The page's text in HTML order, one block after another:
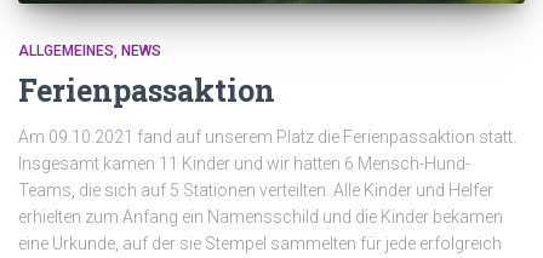
ALLGEMEINES NEWS
Ferienpassaktion
Am 09.10.2021 fand auf unserem Platz die Ferienpassaktion statt.
Insgesamt kamen 11 Kinder und wir hatten 6 Mensch-Hund-
Teams, die sich auf 5 Stationen verteilten. Alle Kinder und Helfer
erhielten zum Anfang ein Namensschild und die Kinder bekamen
eine Urkunde, auf der sie Stempel sammelten für jede erfolgreich